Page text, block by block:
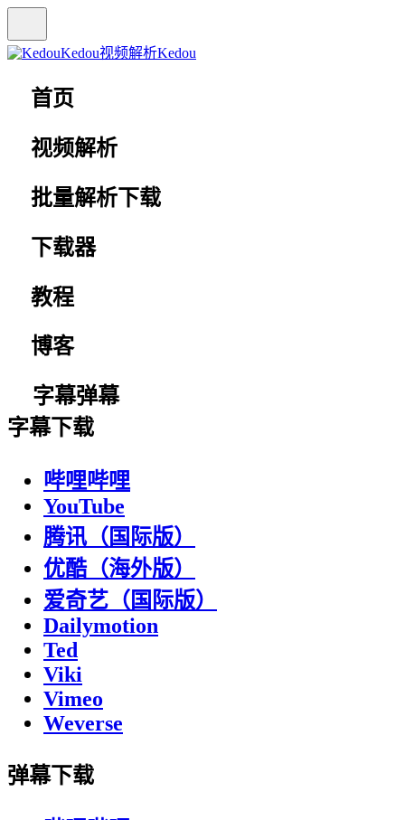
Kedou视频解析Kedou
首页
视频解析
批量解析下载
下载器
教程
博客
字幕弹幕
字幕下载
哔哩哔哩
YouTube
腾讯（国际版）
优酷（海外版）
爱奇艺（国际版）
Dailymotion
Ted
Viki
Vimeo
Weverse
弹幕下载